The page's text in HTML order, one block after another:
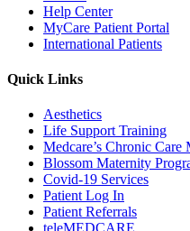
Help Center
MyCare Patient Portal
International Patients
Quick Links
Aesthetics
Life Support Training
Medcare’s Chronic Care
Blossom Maternity
Covid-19 Services
Patient Log In
Patient Referrals